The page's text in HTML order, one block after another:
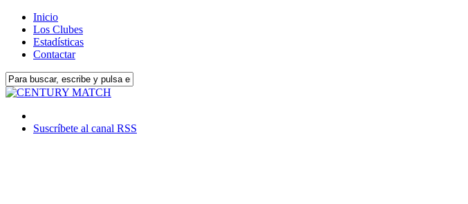
Inicio
Los Clubes
Estadísticas
Contactar
Suscríbete al canal RSS